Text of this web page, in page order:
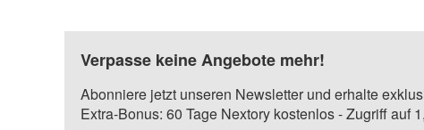
Verpasse keine Angebote mehr!
Abonniere jetzt unseren Newsletter und erhalte
Extra-Bonus: 60 Tage Nextory kostenlos - Zugriff auf